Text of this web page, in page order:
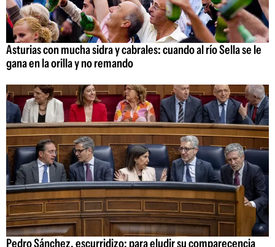
Asturias con mucha sidra y cabrales: cuando al río Sella se le
gana en la orilla y no remando
Pedro Sánchez, escurridizo: para eludir su comparecencia